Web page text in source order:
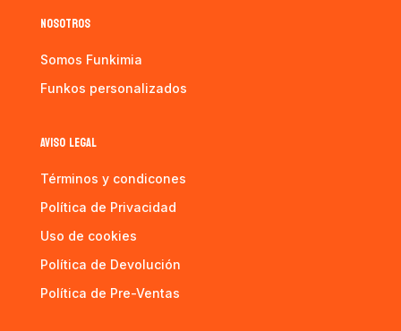
NOSOTROS
Somos Funkimia
Funkos personalizados
AVISO LEGAL
Términos y condicones
Política de Privacidad
Uso de cookies
Política de Devolución
Política de Pre-Ventas